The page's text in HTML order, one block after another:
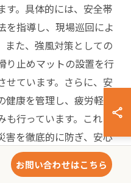
す。具体的には、安全帯
を指導し、現場巡回によ
また、強風対策としての
り止めマットの設置を行
せています。さらに、安
康を管理し、疲労軽減
行っています。これに
害を徹底的に防ぎ、安心
備しています。
お問い合わせはこちら